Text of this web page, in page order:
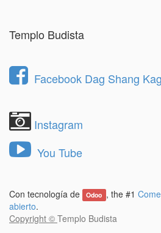
Templo Budista
Facebook Dag Shang
Instagram
You Tube
Con tecnología de Odoo , the #1
abierto.
Copyright © Templo Budista